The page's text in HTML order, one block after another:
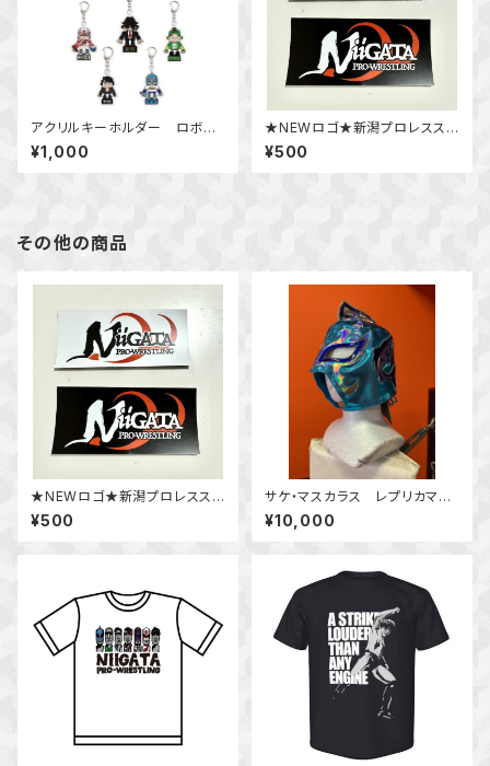
アクリルキーホルダー ロボキ
ャラクター
¥1,000
★NEWロゴ★新潟プロレスステ
ッカー
¥500
その他の商品
★NEWロゴ★新潟プロレスステ
ッカー
¥500
サケ・マスカラス レプリカマス
ク
¥10,000